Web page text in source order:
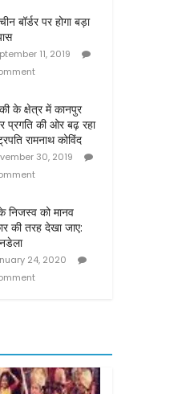
बॉर्डर पर होगा बड़ा
11, 2019
के क्षेत्र में कानपुर
प्रगति की ओर बढ़ रहा
रामनाथ कोविंद
30, 2019
निजस्व को मानव
की तरह देखा जाए:
24, 2020